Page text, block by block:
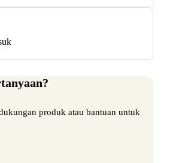
produk atau bantuan untuk